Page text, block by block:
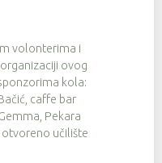
volonterima i
ovog
kola:
caffe bar
Pekara
otvoreno učilište